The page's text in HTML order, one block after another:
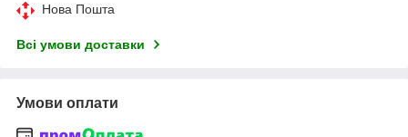
Нова Пошта
Всі умови доставки
Умови оплати